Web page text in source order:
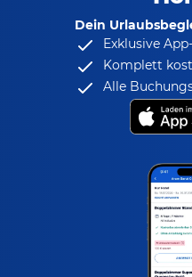
Dein
Exklusive
Komplett
Alle